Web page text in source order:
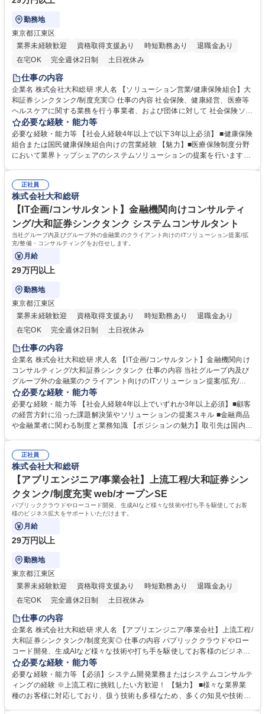
勤務地
東京都江東区
業界未経験歓迎
資格取得支援あり 時短勤務あり
退職金あり
在宅OK
完全週休2日制 土日祝休み
仕事の内容
企業名 株式会社大和総研 求人名 【ソリューション営業/健康保険組合】大
和証券シンクタンク/制度充実◎ 仕事の内容 社会保険、健康経営、医療等
ヘルスケアに関する業務を行う事業者、および団体に対して 社会保険ソリ
ューションを提供しております。 【業務詳細】■健康保険組合または国民
健康保険組合向けの自社ソリューションの提案・受注活動（既存顧客、新
規顧客いずれも担当する可能性があります。引き合いも多いため新規の場
合も、顧客からの問い合わせを起点に営業活動を行います。） ■提案後の
ンク/制度充実◎
必要な経験・能力等
必要な経験・能力等 【社会人経験4年以上で以下3年以上必須】 ■健康保険
組合または国民健康保険組合向けの営業経験 【魅力】■医療保険制度分野
において業界トップシェアのシステムソリューションの提案を行います■
ョンクリティカル等、大規模システムの構築・運用実績で培ったノウハウ
のほか、AI/ビッグデータ、RPA等の先端技術の取り組みも適宜活用してい
ます。 学歴・資格 学歴：大学院 大学 語学力： 資格：
正社員
株式会社大和総研
【IT企画/コンサルタント】金融機関向けコンサルティ
ング/大和証券シンクタンク システムコンサルタント
当社グループ内及びグループ外の金融業のクライアント向けのITソリューション提案/拡
充/整備・コンサルティングをお任せします。
月給
29万円以上
勤務地
東京都江東区
業界未経験歓迎
資格取得支援あり 時短勤務あり
退職金あり
在宅OK
完全週休2日制 土日祝休み
仕事の内容
企業名 株式会社大和総研 求人名 【IT企画/コンサルタント】金融機関向け
コンサルティング/大和証券シンクタンク 仕事の内容 当社グループ内及び
グループ外の金融業のクライアント向けのITソリューション提案/拡充/整
備・コンサルティングをお任せします。 業務設計/システムグランドデザ
イン策定からシステム化計画策定、業務要件定義までを支援していただき
ます。上記コンサルティング業務を通じて得られる知見や資産を汎用的に
ブラッシュアップし、同様の課題を抱える事業会社や金融機関に対してス
化、デジタルマーケティング 等 募集職種 【IT企画/コンサルタント】金融
機関向けコンサルティング/大和証券シンクタンク
必要な経験・能力等
必要な経験・能力等 【社会人経験4年以上でいずれか3年以上必須】■顧客
の経営方針に沿った課題解決策やソリューションの提案スキル ■金融商品
や金融業者に関わる制度と業務知識 【ポジションの魅力】取引先は国内大
ースも多く、高いレベルのコンサルティング能力を身につけることが可能
なポジションです。既存ソリューションでは手が届きづらかった顧客課題
に対する新しい商材/企画の立案にも携わることが可能です。 学歴・資格
学歴：大学院 大学 語学力： 資格：
正社員
株式会社大和総研
【アプリエンジニア/事業会社】上流工程/大和証券シン
クタンク/制度充実 web/オープンSE
パブリッククラウドやローコード開発、生成AIなど様々な技術や打ち手を駆使してお客
様のビジネス拡大をサポートいただけます。
月給
29万円以上
勤務地
東京都江東区
業界未経験歓迎
資格取得支援あり 時短勤務あり
退職金あり
在宅OK
完全週休2日制 土日祝休み
仕事の内容
企業名 株式会社大和総研 求人名 【アプリエンジニア/事業会社】上流工程/
大和証券シンクタンク/制度充実◎ 仕事の内容 パブリッククラウドやロー
コード開発、生成AIなど様々な技術や打ち手を駆使してお客様のビジネス
拡大をサポートいただけます。 【案件・提案例】・新規データ活用基盤の
提案・構築・クラウドやSaaSサービスを組み合わせたデータ共通基盤の
提案・構築・基幹系システムのクラウド化提案・クラウドネイティブを前
提としたシステム化構想策定～基盤構築・RAGを用いた社内ナレッジ検索
必要な経験・能力等
必要な経験・能力等 【必須】システム開発業務またはシステムコンサルテ
ィングの経験 ※上流工程に挑戦したい方歓迎！ 【魅力】 ■様々な業界業
種のお客様に対応しており、扱う技術も多様なため、多くの知見や技術を